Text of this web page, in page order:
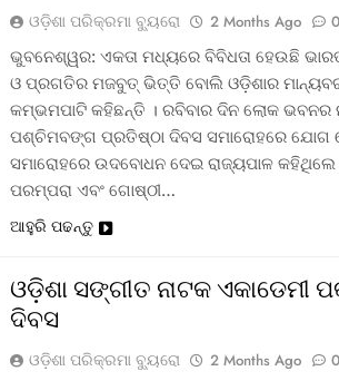
ଓଡ଼ିଶା ପରିକ୍ରମା ବ୍ୟୁରୋ 2 Months Ago 0
ଭୁବନେଶ୍ୱର: ଏକତା ମଧ୍ୟରେ ବିବିଧତା ହେଉଛି
ଓ ପ୍ରଗତିର ମଜବୁତ୍ ଭିତ୍ତି ବୋଲି ଓଡ଼ିଶାର ମାନ୍ୟବର
କମ୍ଭମପାଟି କହିଛନ୍ତି । ରବିବାର ଦିନ ଲୋକ
ପଶ୍ଚିମବଙ୍ଗ ପ୍ରତିଷ୍ଠା ଦିବସ ସମାରୋହରେ ଯୋଗ
ସମାରୋହରେ ଉଦବୋଧନ ଦେଇ ରାଜ୍ୟପାଳ
ପରମ୍ପରା ଏବଂ ଗୋଷ୍ଠୀ…
ଆହୁରି ପଢନ୍ତୁ
ଓଡ଼ିଶା ସଙ୍ଗୀତ ନାଟକ ଏକାଡେମୀ
ଦିବସ
ଓଡ଼ିଶା ପରିକ୍ରମା ବ୍ୟୁରୋ 2 Months Ago 0